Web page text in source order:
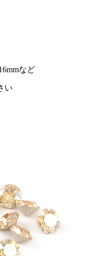
など
い